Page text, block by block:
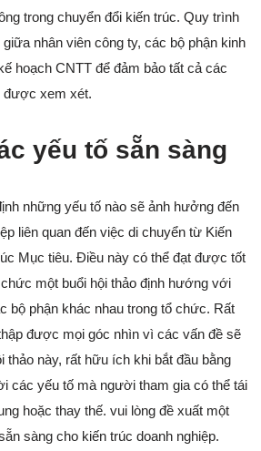
trong chuyển đổi kiến trúc. Quy trình
nhân viên công ty, các bộ phận kinh
hoạch CNTT để đảm bảo tất cả các
được xem xét.
yếu tố sẵn sàng
những yếu tố nào sẽ ảnh hưởng đến
liên quan đến việc di chuyển từ Kiến
Mục tiêu. Điều này có thể đạt được tốt
một buổi hội thảo định hướng với
bộ phận khác nhau trong tổ chức. Rất
được mọi góc nhìn vì các vấn đề sẽ
thảo này, rất hữu ích khi bắt đầu bằng
các yếu tố mà người tham gia có thể tái
hoặc thay thế. vui lòng đề xuất một
sàng cho kiến trúc doanh nghiệp.